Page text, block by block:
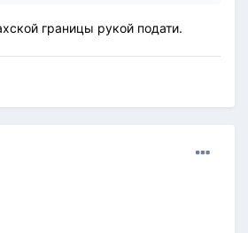
границы рукой подати.